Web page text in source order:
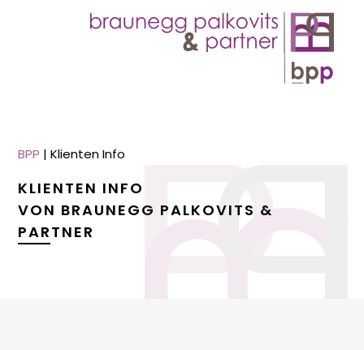
BPP |Klienten Info
KLIENTEN INFO
VON BRAUNEGG PALKOVITS &
PARTNER